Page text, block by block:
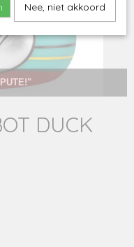
DUCK
Nee, niet akkoord